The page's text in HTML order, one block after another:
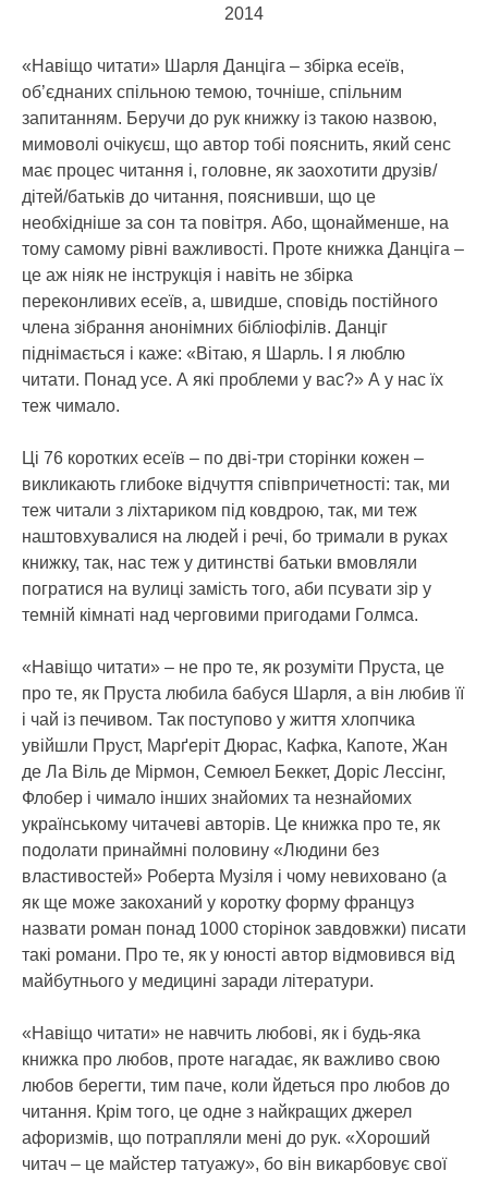
2014
«Навіщо читати» Шарля Данціга – збірка есеїв,
об’єднаних спільною темою, точніше, спільним
запитанням. Беручи до рук книжку із такою назвою,
мимоволі очікуєш, що автор тобі пояснить, який сенс
має процес читання і, головне, як заохотити друзів/
дітей/батьків до читання, пояснивши, що це
необхідніше за сон та повітря. Або, щонайменше, на
тому самому рівні важливості. Проте книжка Данціга –
це аж ніяк не інструкція і навіть не збірка
переконливих есеїв, а, швидше, сповідь постійного
члена зібрання анонімних бібліофілів. Данціг
піднімається і каже: «Вітаю, я Шарль. І я люблю
читати. Понад усе. А які проблеми у вас?» А у нас їх
теж чимало.
Ці 76 коротких есеїв – по дві-три сторінки кожен –
викликають глибоке відчуття співпричетності: так, ми
теж читали з ліхтариком під ковдрою, так, ми теж
наштовхувалися на людей і речі, бо тримали в руках
книжку, так, нас теж у дитинстві батьки вмовляли
погратися на вулиці замість того, аби псувати зір у
темній кімнаті над черговими пригодами Голмса.
«Навіщо читати» – не про те, як розуміти Пруста, це
про те, як Пруста любила бабуся Шарля, а він любив її
і чай із печивом. Так поступово у життя хлопчика
увійшли Пруст, Марґеріт Дюрас, Кафка, Капоте, Жан
де Ла Віль де Мірмон, Семюел Беккет, Доріс Лессінг,
Флобер і чимало інших знайомих та незнайомих
українському читачеві авторів. Це книжка про те, як
подолати принаймні половину «Людини без
властивостей» Роберта Музіля і чому невиховано (а
як ще може закоханий у коротку форму француз
назвати роман понад 1000 сторінок завдовжки) писати
такі романи. Про те, як у юності автор відмовився від
майбутнього у медицині заради літератури.
«Навіщо читати» не навчить любові, як і будь-яка
книжка про любов, проте нагадає, як важливо свою
любов берегти, тим паче, коли йдеться про любов до
читання. Крім того, це одне з найкращих джерел
афоризмів, що потрапляли мені до рук. «Хороший
читач – це майстер татуажу», бо він викарбовує свої